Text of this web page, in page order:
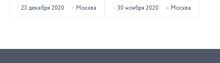
23 декабря 2020 Москва 30 ноября 2020 Москва